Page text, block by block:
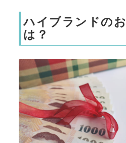
ハイブランドの
は？